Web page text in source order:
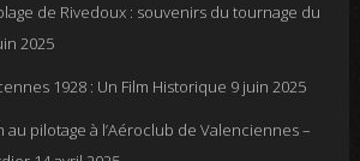
de Rivedoux : souvenirs du tournage du
2025
1928 : Un Film Historique 9 juin 2025
pilotage à l’Aéroclub de Valenciennes –